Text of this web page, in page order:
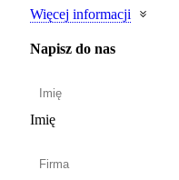
Więcej informacji
Napisz do nas
Imię